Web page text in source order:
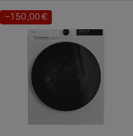
Prihranek:
−150,00 €